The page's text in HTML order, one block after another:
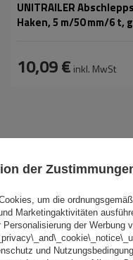
UNITRAILER
Haken, 5 m/50 mm/6 t,
10,09 € inkl. MwSt
der
um die
Marketingaktivitäten
Personalisierung der Werbung
und